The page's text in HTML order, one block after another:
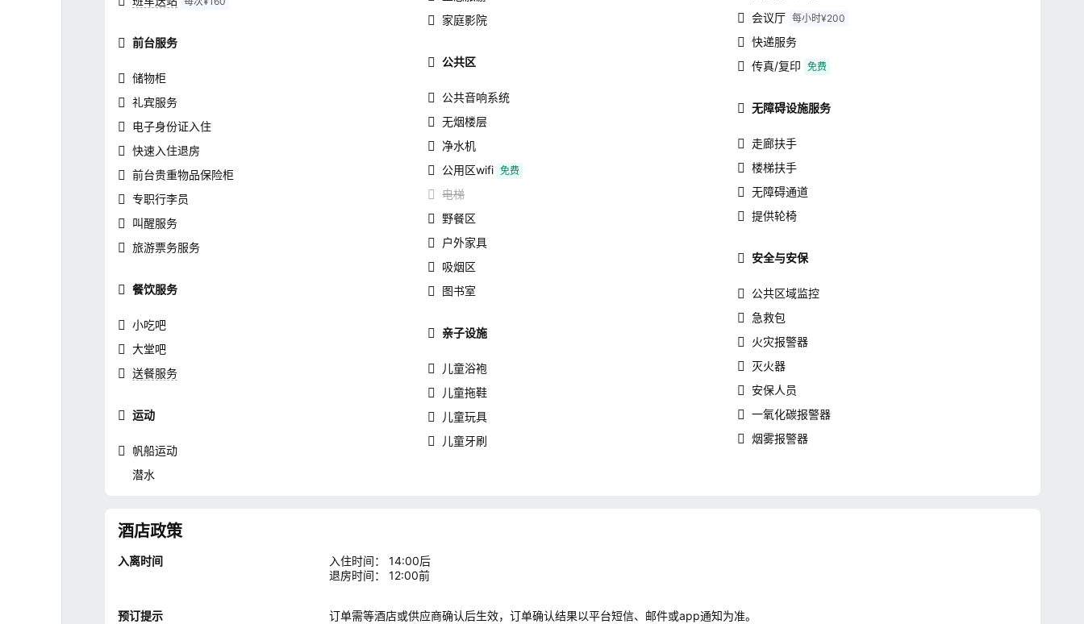
前台服务
储物柜
礼宾服务
电子身份证入住
快速入住退房
前台贵重物品保险柜
专职行李员
叫醒服务
旅游票务服务
餐饮服务
小吃吧
大堂吧
送餐服务
运动
帆船运动
潜水
家庭影院
公共区
公共音响系统
无烟楼层
净水机
公用区wifi 免费
电梯
野餐区
户外家具
吸烟区
图书室
亲子设施
儿童浴袍
儿童拖鞋
儿童玩具
儿童牙刷
会议厅 每小时¥200
快递服务
传真/复印 免费
无障碍设施服务
走廊扶手
楼梯扶手
无障碍通道
提供轮椅
安全与安保
公共区域监控
急救包
火灾报警器
灭火器
安保人员
一氧化碳报警器
烟雾报警器
酒店政策
入离时间
入住时间： 14:00后
退房时间： 12:00前
预订提示 订单需等酒店或供应商确认后生效，订单确认结果以平台短信、邮件或app通知为准。